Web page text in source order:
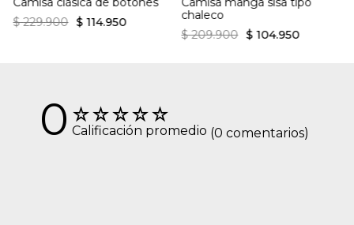
$ 229.900 $ 114.950
chaleco
$ 209.900 $ 104.950
☆☆☆☆☆
0 Calificación promedio (0 comentarios)